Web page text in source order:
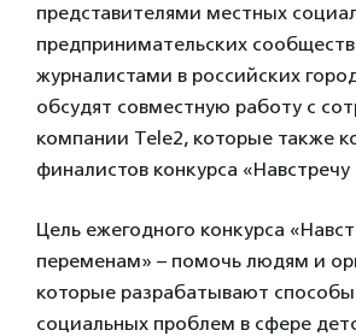
представителями местных
предпринимательских
журналистами в российских
обсудят совместную работу с
компании Tele2, которые также
финалистов конкурса
Цель ежегодного конкурса
переменам» – помочь людям и
которые разрабатывают
социальных проблем в сфере